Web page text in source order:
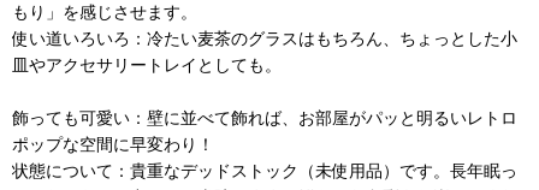
もり」を感じさせます。
使い道いろいろ：冷たい麦茶のグラスはもちろん、ちょっとした小
皿やアクセサリートレイとしても。
飾っても可愛い：壁に並べて飾れば、お部屋がパッと明るいレトロ
ポップな空間に早変わり！
状態について：貴重なデッドストック（未使用品）です。長年眠っ